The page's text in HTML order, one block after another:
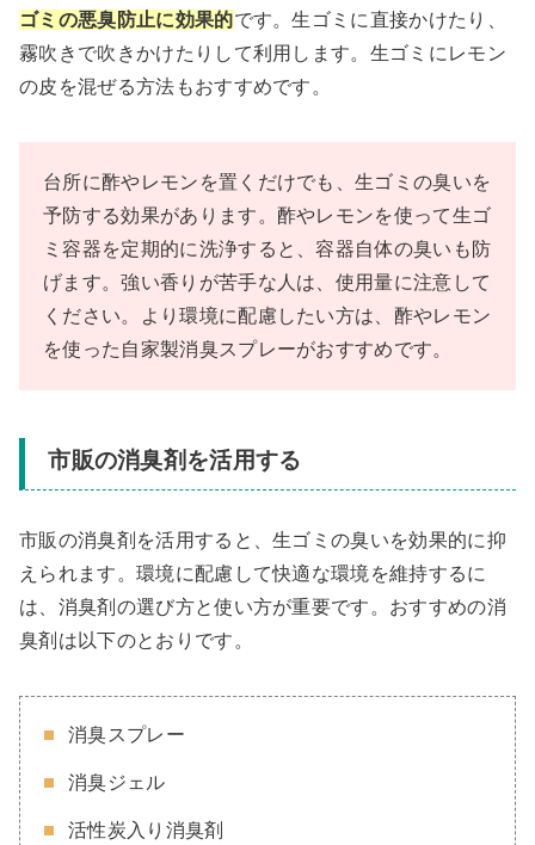
ゴミの悪臭防止に効果的です。生ゴミに直接かけたり、
霧吹きで吹きかけたりして利用します。生ゴミにレモン
の皮を混ぜる方法もおすすめです。
台所に酢やレモンを置くだけでも、生ゴミの臭いを
予防する効果があります。酢やレモンを使って生ゴ
ミ容器を定期的に洗浄すると、容器自体の臭いも防
げます。強い香りが苦手な人は、使用量に注意して
ください。より環境に配慮したい方は、酢やレモン
を使った自家製消臭スプレーがおすすめです。
市販の消臭剤を活用する
市販の消臭剤を活用すると、生ゴミの臭いを効果的に抑
えられます。環境に配慮して快適な環境を維持するに
は、消臭剤の選び方と使い方が重要です。おすすめの消
臭剤は以下のとおりです。
消臭スプレー
消臭ジェル
活性炭入り消臭剤